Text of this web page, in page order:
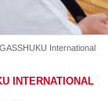
International
INTERNATIONAL